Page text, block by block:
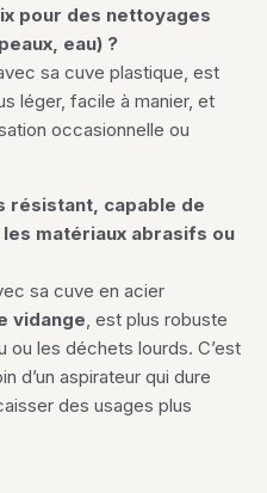
pour des nettoyages
eau) ?
sa cuve plastique, est
léger, facile à manier, et
occasionnelle ou
résistant, capable de
matériaux abrasifs ou
sa cuve en acier
vidange , est plus robuste
ou les déchets lourds. C’est
d’un aspirateur qui dure
des usages plus